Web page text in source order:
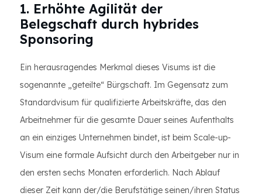
1. Erhöhte Agilität der
Belegschaft durch hybrides
Sponsoring
Ein herausragendes Merkmal dieses Visums ist die
sogenannte „geteilte“ Bürgschaft. Im Gegensatz zum
Standardvisum für qualifizierte Arbeitskräfte, das den
Arbeitnehmer für die gesamte Dauer seines Aufenthalts
an ein einziges Unternehmen bindet, ist beim Scale-up-
Visum eine formale Aufsicht durch den Arbeitgeber nur in
den ersten sechs Monaten erforderlich. Nach Ablauf
dieser Zeit kann der/die Berufstätige seinen/ihren Status